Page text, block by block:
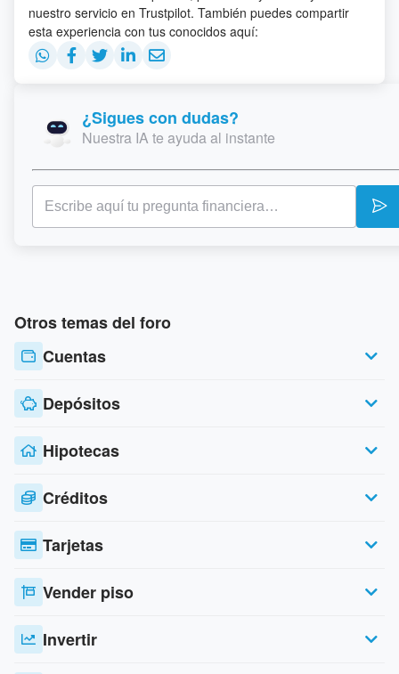
nuestro servicio en Trustpilot. También puedes compartir
esta experiencia con tus conocidos aquí:
¿Sigues con dudas?
Nuestra IA te ayuda al instante
Otros temas del foro
Cuentas
Depósitos
Hipotecas
Créditos
Tarjetas
Vender piso
Invertir